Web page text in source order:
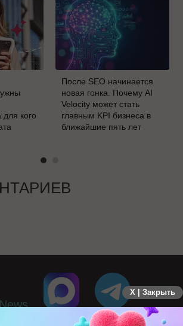
кого
После SEO начинается
новая гонка. Почему AI
Velocity может стать
главным KPI бизнеса в
ближайшие пять лет
X | Закрыть